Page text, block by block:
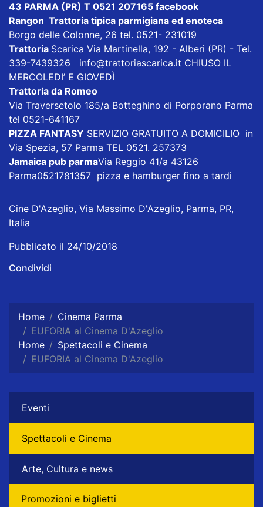
43 PARMA (PR) T 0521 207165 facebook
Rangon Trattoria tipica parmigiana ed enoteca
Borgo delle Colonne, 26 tel. 0521- 231019
Trattoria Scarica Via Martinella, 192 - Alberi (PR) - Tel.
339-7439326 info@trattoriascarica.it CHIUSO IL
MERCOLEDI’ E GIOVEDÌ
Trattoria da Romeo
Via Traversetolo 185/a Botteghino di Porporano Parma
tel 0521-641167
PIZZA FANTASY SERVIZIO GRATUITO A DOMICILIO in
Via Spezia, 57 Parma TEL 0521. 257373
Jamaica pub parmaVia Reggio 41/a 43126
Parma0521781357 pizza e hamburger fino a tardi
Cine D'Azeglio, Via Massimo D'Azeglio, Parma, PR,
Italia
Pubblicato il 24/10/2018
Condividi
Home
Cinema Parma
EUFORIA al Cinema D'Azeglio
Home
Spettacoli e Cinema
EUFORIA al Cinema D'Azeglio
Eventi
Spettacoli e Cinema
Arte, Cultura e news
Promozioni e biglietti